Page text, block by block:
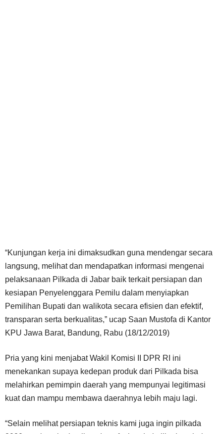
“Kunjungan kerja ini dimaksudkan guna mendengar secara
langsung, melihat dan mendapatkan informasi mengenai
pelaksanaan Pilkada di Jabar baik terkait persiapan dan
kesiapan Penyelenggara Pemilu dalam menyiapkan
Pemilihan Bupati dan walikota secara efisien dan efektif,
transparan serta berkualitas,” ucap Saan Mustofa di Kantor
KPU Jawa Barat, Bandung, Rabu (18/12/2019)
Pria yang kini menjabat Wakil Komisi II DPR RI ini
menekankan supaya kedepan produk dari Pilkada bisa
melahirkan pemimpin daerah yang mempunyai legitimasi
kuat dan mampu membawa daerahnya lebih maju lagi.
“Selain melihat persiapan teknis kami juga ingin pilkada